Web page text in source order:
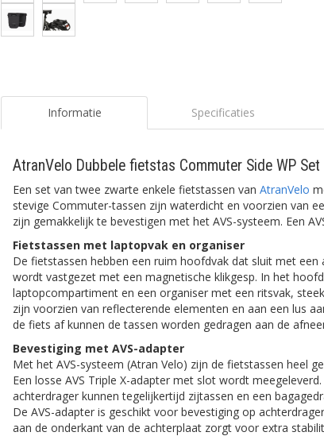
Informatie Specificaties
AtranVelo Dubbele fietstas Commuter Side WP
Een set van twee zwarte enkele fietstassen van AtranVelo
stevige Commuter-tassen zijn waterdicht en voorzien van
zijn gemakkelijk te bevestigen met het AVS-systeem. Een
Fietstassen met laptopvak en organiser
De fietstassen hebben een ruim hoofdvak dat sluit met
wordt vastgezet met een magnetische klikgesp. In het
laptopcompartiment en een organiser met een ritsvak,
zijn voorzien van reflecterende elementen en aan een lus
de fiets af kunnen de tassen worden gedragen aan de
Bevestiging met AVS-adapter
Met het AVS-systeem (Atran Velo) zijn de fietstassen heel
Een losse AVS Triple X-adapter met slot wordt
achterdrager kunnen tegelijkertijd zijtassen en een
De AVS-adapter is geschikt voor bevestiging op
aan de onderkant van de achterplaat zorgt voor extra